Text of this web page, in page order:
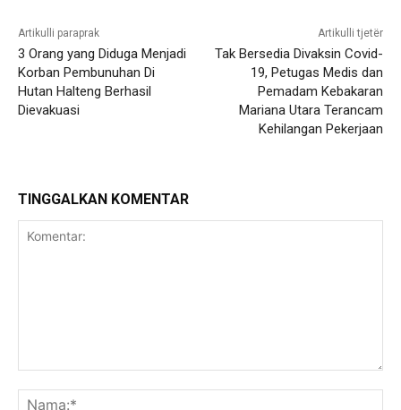
Artikulli paraprak
3 Orang yang Diduga Menjadi
Korban Pembunuhan Di
Hutan Halteng Berhasil
Dievakuasi
Artikulli tjetër
Tak Bersedia Divaksin Covid-
19, Petugas Medis dan
Pemadam Kebakaran
Mariana Utara Terancam
Kehilangan Pekerjaan
TINGGALKAN KOMENTAR